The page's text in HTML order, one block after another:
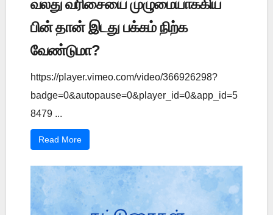
வலது வரிசையை முழுமையாக்கிய
பின் தான் இடது பக்கம் நிற்க
வேண்டுமா?
https://player.vimeo.com/video/366926298?
badge=0&autopause=0&player_id=0&app_id=5
8479 ...
Read More